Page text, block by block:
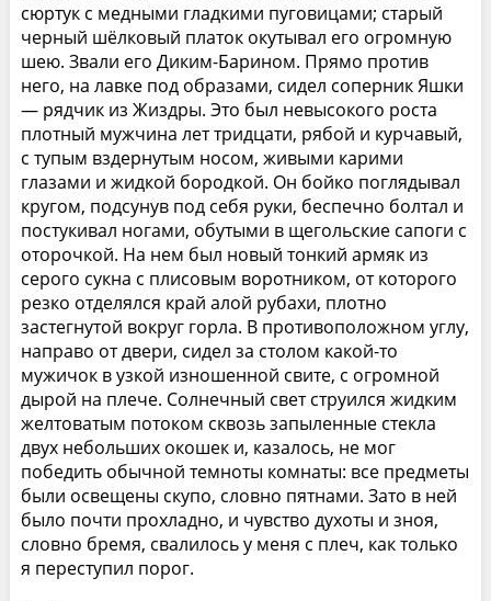
сюртук с медными гладкими пуговицами; старый
черный шёлковый платок окутывал его огромную
шею. Звали его Диким-Барином. Прямо против
него, на лавке под образами, сидел соперник Яшки
— рядчик из Жиздры. Это был невысокого роста
плотный мужчина лет тридцати, рябой и курчавый,
с тупым вздернутым носом, живыми карими
глазами и жидкой бородкой. Он бойко поглядывал
кругом, подсунув под себя руки, беспечно болтал и
постукивал ногами, обутыми в щегольские сапоги с
оторочкой. На нем был новый тонкий армяк из
серого сукна с плисовым воротником, от которого
резко отделялся край алой рубахи, плотно
застегнутой вокруг горла. В противоположном углу,
направо от двери, сидел за столом какой-то
мужичок в узкой изношенной свите, с огромной
дырой на плече. Солнечный свет струился жидким
желтоватым потоком сквозь запыленные стекла
двух небольших окошек и, казалось, не мог
победить обычной темноты комнаты: все предметы
были освещены скупо, словно пятнами. Зато в ней
было почти прохладно, и чувство духоты и зноя,
словно бремя, свалилось у меня с плеч, как только
я переступил порог.